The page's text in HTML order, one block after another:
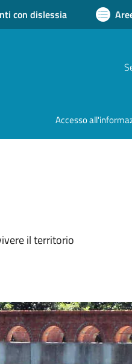
con dislessia
Accesso
il territorio